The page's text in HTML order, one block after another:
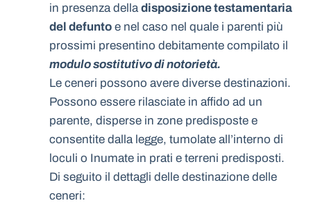
in presenza delladisposizione testamentaria
del defunto e nel caso nel quale i parenti più
prossimi presentino debitamente compilato il
modulo sostitutivo di notorietà.
Le ceneri possono avere diverse destinazioni.
Possono essere rilasciate in affido ad un
parente, disperse in zone predisposte e
consentite dalla legge, tumolate all’interno di
loculi o Inumate in prati e terreni predisposti.
Di seguito il dettagli delle destinazione delle
ceneri: